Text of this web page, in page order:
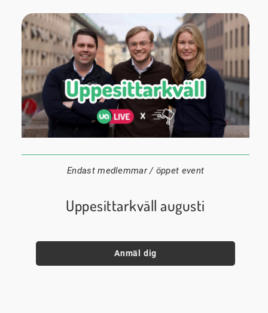
24 augusti
20:00
Endast medlemmar / öppet event
Uppesittarkväll augusti
Anmäl dig